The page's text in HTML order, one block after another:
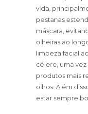
vida,
pestanas
máscara,
olheiras ao
limpeza facial
célere, uma
produtos mais
olhos. Além
estar sempre